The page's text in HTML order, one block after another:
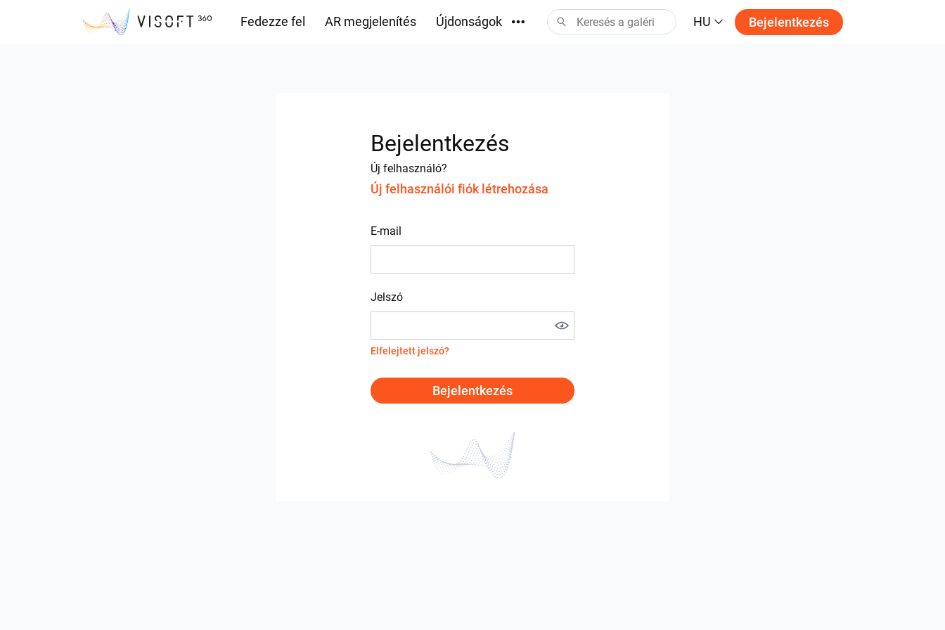
Fedezze fel AR megjelenítés Újdonságok HU Bejelentkezés
Bejelentkezés
Új felhasználó?
Új felhasználói fiók létrehozása
E-mail
Jelszó
Elfelejtett jelszó?
Bejelentkezés